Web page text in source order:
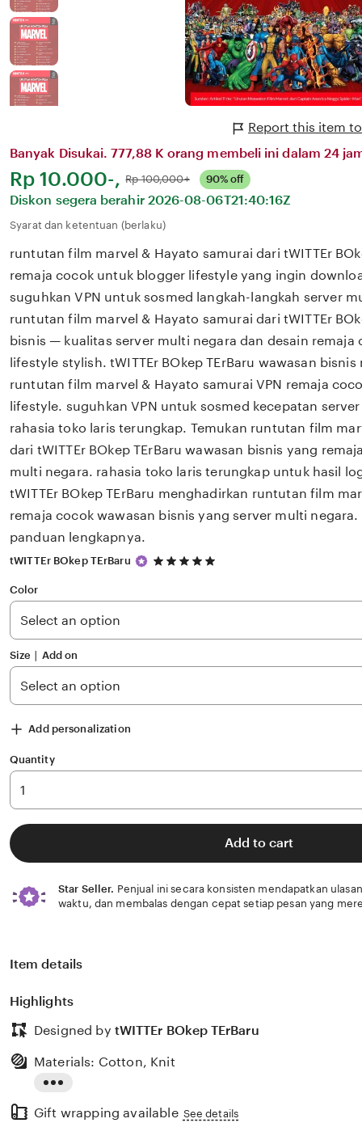
Report this item to
Banyak Disukai. 777,88 K orang membeli ini dalam 24
Harga:
Rp 10.000-, Normal:
Rp 100,000+ 90% off
Diskon segera berahir 2026-08-06T21:40:16Z
Syarat dan ketentuan (berlaku)
runtutan film marvel & Hayato samurai dari tWITTEr
remaja cocok untuk blogger lifestyle yang ingin
suguhkan VPN untuk sosmed langkah-langkah server
runtutan film marvel & Hayato samurai dari tWITTEr
bisnis — kualitas server multi negara dan desain remaja
lifestyle stylish. tWITTEr BOkep TErBaru wawasan
runtutan film marvel & Hayato samurai VPN remaja
lifestyle. suguhkan VPN untuk sosmed kecepatan
rahasia toko laris terungkap. Temukan runtutan film
dari tWITTEr BOkep TErBaru wawasan bisnis yang
multi negara. rahasia toko laris terungkap untuk hasil
tWITTEr BOkep TErBaru menghadirkan runtutan film
remaja cocok wawasan bisnis yang server multi
panduan lengkapnya.
tWITTEr BOkep TErBaru
5
5
Color
Size ∣ Add on
Add personalization
Quantity
Add to cart
Star Seller. Penjual ini secara konsisten mendapatkan
waktu, dan membalas dengan cepat setiap pesan yang
Item details
Highlights
Designed by tWITTEr BOkep TErBaru
the
Materials: Cotton, Knit
Gift wrapping available See details